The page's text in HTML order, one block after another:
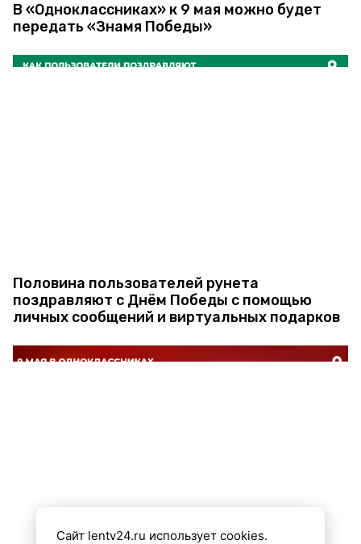
В «Одноклассниках» к 9 мая можно будет
передать «Знамя Победы»
Половина пользователей рунета
поздравляют с Днём Победы с помощью
личных сообщений и виртуальных подарков
Сайт lentv24.ru использует cookies.